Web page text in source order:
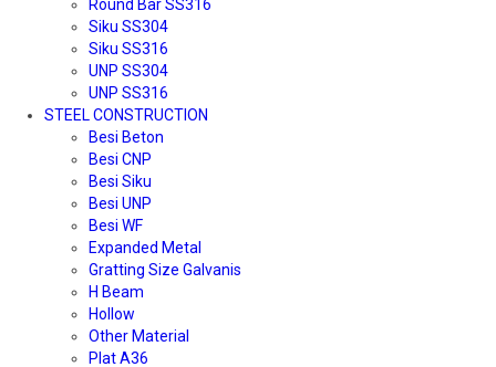
Round Bar SS316
Siku SS304
Siku SS316
UNP SS304
UNP SS316
STEEL CONSTRUCTION
Besi Beton
Besi CNP
Besi Siku
Besi UNP
Besi WF
Expanded Metal
Gratting Size Galvanis
H Beam
Hollow
Other Material
Plat A36